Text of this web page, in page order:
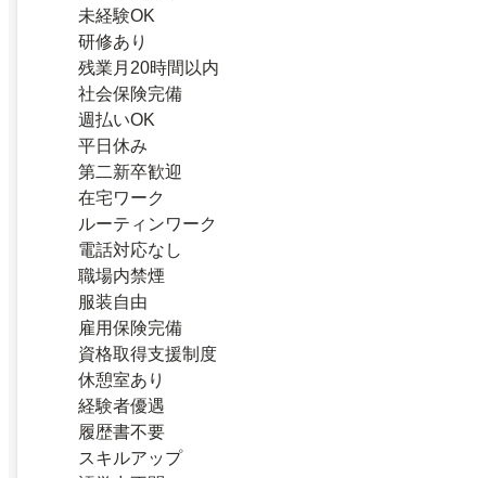
未経験OK
研修あり
残業月20時間以内
社会保険完備
週払いOK
平日休み
第二新卒歓迎
在宅ワーク
ルーティンワーク
電話対応なし
職場内禁煙
服装自由
雇用保険完備
資格取得支援制度
休憩室あり
経験者優遇
履歴書不要
スキルアップ